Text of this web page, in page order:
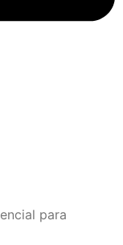
para